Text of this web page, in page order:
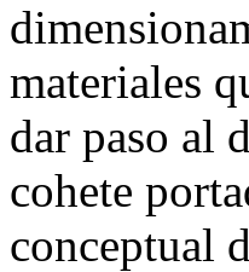
materiales
dar paso al
cohete
conceptual